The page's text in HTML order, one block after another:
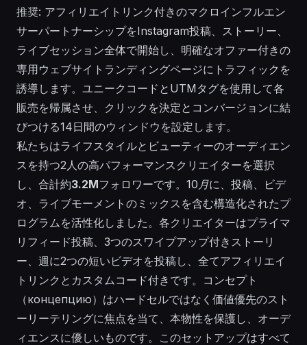
推奨: アフィリエイトリンク付きのマクロインフルエン
サーパートナーシップをInstagram投稿、ストーリー、
ライブセッション全体で開始し、明確なオファー付きの
専用ウェブサイトランディングページにトラフィックを
誘導します。ユニークコードとUTMタグを使用して各
販売を帰属させ、クリックを決定とコンバージョンに結
びつける14日間のウィンドウを設定します。
私たちはライフスタイルとビューティーのオーディエン
スを持つ2人の高パフォーマンスクリエイターを選択
し、合計約3.2Mフォロワーです。 10月に、投稿、ビデ
オ、ライブモーメントのミックスを含む構造化されたプ
ログラムを活性化しました。各クリエイターはプライマ
リフィード投稿、3つのスワイプアップ付きストーリ
ー、週に2つの短いビデオを投稿し、全てアフィリエイ
トリンクとカスタムコード付きです。コンセプト
（концепцию）はハードセルではなく価値優先のスト
ーリーテリングに焦点を当て、本物性を保護し、オーデ
ィエンスに優しいものです。このセットアップはすべて